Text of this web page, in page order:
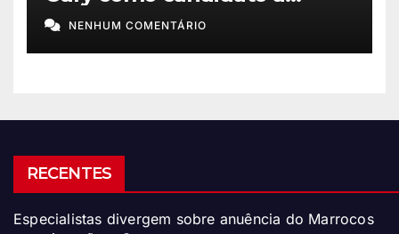
Presidência
NENHUM COMENTÁRIO
RECENTES
Especialistas divergem sobre anuência do Marrocos